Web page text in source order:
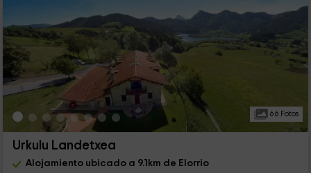
66 Fotos
Urkulu Landetxea
Alojamiento ubicado a 9.1km de Elorrio